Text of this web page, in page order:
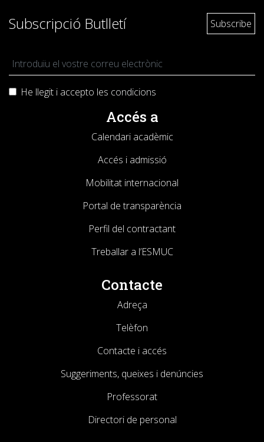
Subscripció Butlletí
He llegit i accepto les condicions
Accés a
Calendari acadèmic
Accés i admissió
Mobilitat internacional
Portal de transparència
Perfil del contractant
Treballar a l’ESMUC
Contacte
Adreça
Telèfon
Contacte i accés
Suggeriments, queixes i denúncies
Professorat
Directori de personal